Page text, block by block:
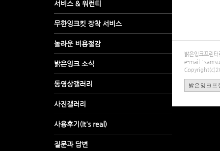
밝은잉크프
e-mail :
밝은잉크프